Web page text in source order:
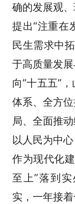
确的发展观
提出“注重在
民生需求中
于高质量发
向“十五五”
体系、全方
局、全面推
以人民为中
作为现代化
至上”落到
实，一年接